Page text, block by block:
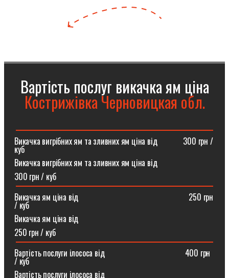
Вартість послуг викачка ям ціна
Кострижівка Черновицкая обл.
Викачка вигрібних ям та зливних ям ціна від ⠀⠀⠀⠀300 грн /
куб
Викачка вигрібних ям та зливних ям ціна від
300 грн / куб
Викачка ям ціна від ⠀⠀⠀⠀⠀⠀⠀⠀⠀⠀⠀⠀⠀⠀⠀⠀⠀⠀250 грн
/ куб
Викачка ям ціна від
250 грн / куб
Вартість послуги ілососа від ⠀⠀⠀⠀⠀⠀⠀⠀⠀⠀⠀⠀⠀400 грн
/ куб
Вартість послуги ілососа від